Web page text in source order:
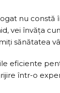
nu constă
vei învăța
sănătatea
eficiente
într-o